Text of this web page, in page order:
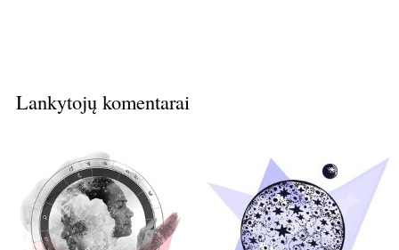
Lankytojų komentarai